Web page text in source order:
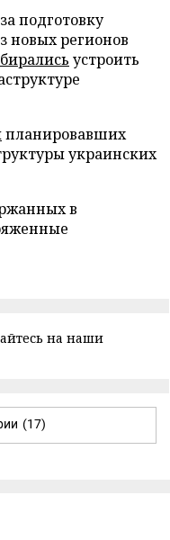
подготовку
новых регионов
устроить
планировавших
украинских
в
на наши
(17)